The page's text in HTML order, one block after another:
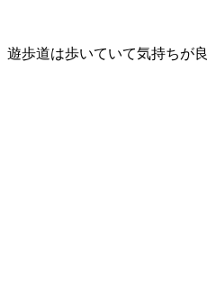
遊歩道は歩いていて気持ちが